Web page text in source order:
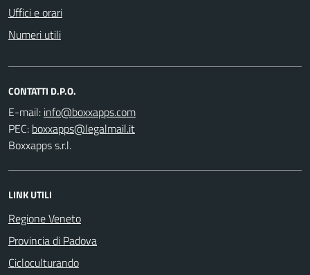
Uffici e orari
Numeri utili
CONTATTI D.P.O.
E-mail:
PEC:
Boxxapps s.r.l.
LINK UTILI
Regione Veneto
Provincia di Padova
Cicloculturando